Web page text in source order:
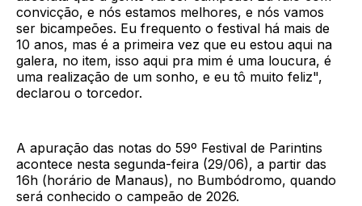
convicção, e nós estamos melhores, e nós vamos
ser bicampeões. Eu frequento o festival há mais de
10 anos, mas é a primeira vez que eu estou aqui na
galera, no item, isso aqui pra mim é uma loucura, é
uma realização de um sonho, e eu tô muito feliz",
declarou o torcedor.
A apuração das notas do 59º Festival de Parintins
acontece nesta segunda-feira (29/06), a partir das
16h (horário de Manaus), no Bumbódromo, quando
será conhecido o campeão de 2026.